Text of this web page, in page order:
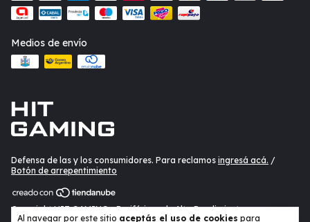
Al navegar por este sitio aceptás el uso de cookies para
Medios de envío
Defensa de las y los consumidores. Para reclamos ingresá acá. /
Botón de arrepentimiento
Copyright HIT GAMING - Periféricos de Alto Rendimiento -
20402435330 - 2026. Todos los derechos reservados.